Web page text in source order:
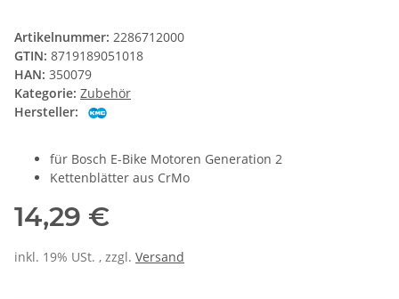
Artikelnummer: 2286712000
GTIN: 8719189051018
HAN: 350079
Kategorie: Zubehör
Hersteller:
für Bosch E-Bike Motoren Generation 2
Kettenblätter aus CrMo
14,29 €
inkl. 19% USt. , zzgl. Versand